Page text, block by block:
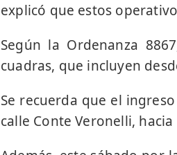
explicó que estos
Según la Ordenanza
cuadras, que incluyen
Se recuerda que el
calle Conte Veronelli,